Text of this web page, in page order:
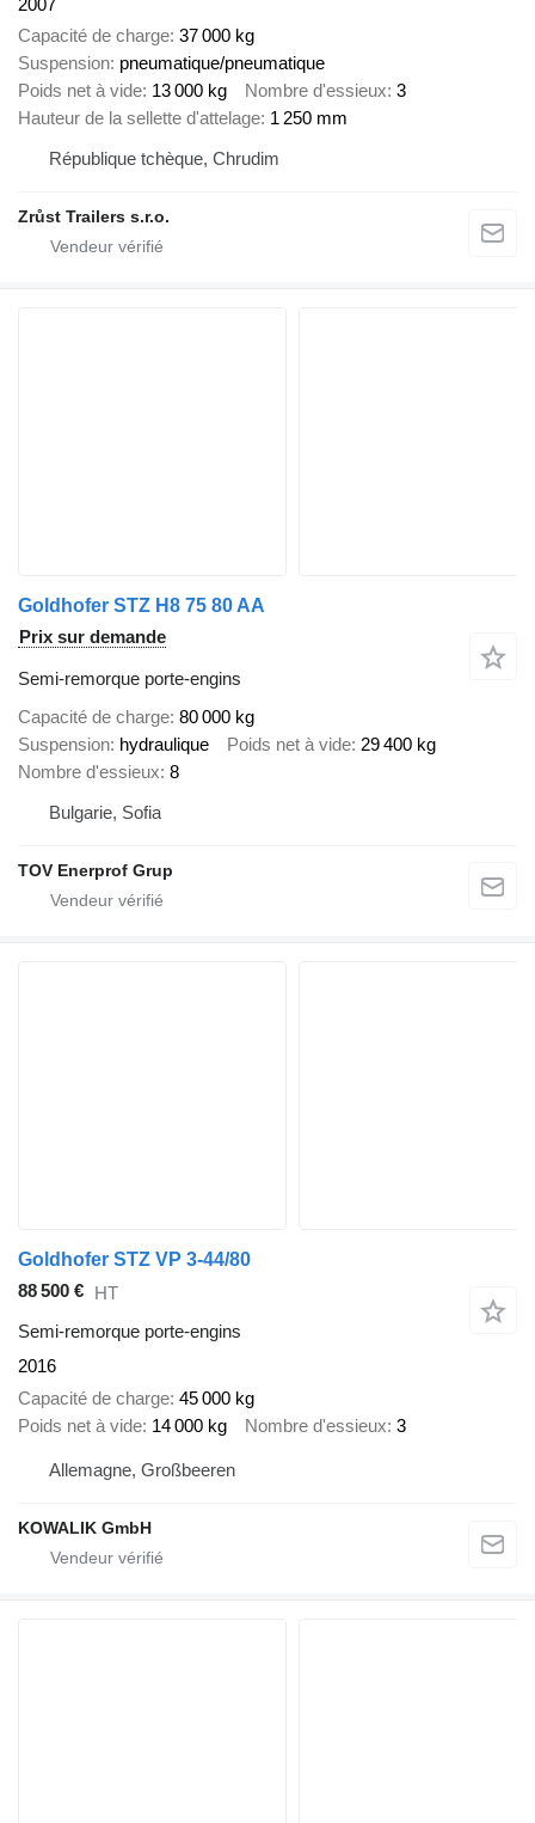
2007
Capacité de charge 37 000 kg
Suspension pneumatique/pneumatique
Poids net à vide 13 000 kg Nombre d'essieux 3
Hauteur de la sellette d'attelage 1 250 mm
République tchèque, Chrudim
Zrůst Trailers s.r.o.
Goldhofer STZ H8 75 80 AA
Prix sur demande
Semi-remorque porte-engins
Capacité de charge 80 000 kg
Suspension hydraulique Poids net à vide 29 400 kg
Nombre d'essieux 8
Bulgarie, Sofia
TOV Enerprof Grup
Goldhofer STZ VP 3-44/80
88 500 € HT
Semi-remorque porte-engins
2016
Capacité de charge 45 000 kg
Poids net à vide 14 000 kg Nombre d'essieux 3
Allemagne, Großbeeren
KOWALIK GmbH